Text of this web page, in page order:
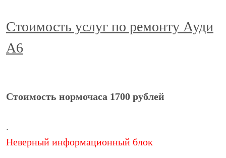
Стоимость услуг по ремонту Ауди
А6
Стоимость нормочаса 1700 рублей
.
Неверный информационный блок